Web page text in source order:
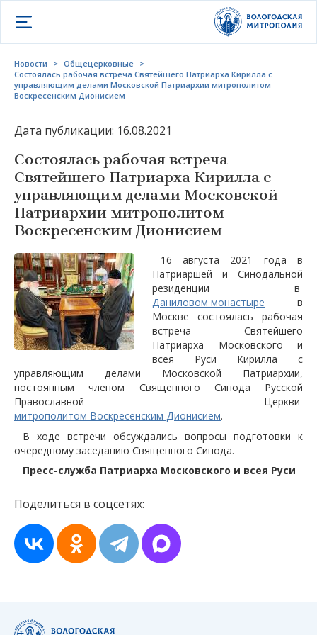
Открыть меню
Новости > Общецерковные >
Состоялась рабочая встреча Святейшего Патриарха Кирилла с
управляющим делами Московской Патриархии митрополитом
Воскресенским Дионисием
Дата публикации: 16.08.2021
Состоялась рабочая встреча
Святейшего Патриарха Кирилла с
управляющим делами Московской
Патриархии митрополитом
Воскресенским Дионисием
16 августа 2021 года в
Патриаршей и Синодальной
резиденции в
Даниловом монастыре в
Москве состоялась рабочая
встреча Святейшего
Патриарха Московского и
всея Руси Кирилла с
управляющим делами Московской Патриархии,
постоянным членом Священного Синода Русской
Православной Церкви
митрополитом Воскресенским Дионисием.
В ходе встречи обсуждались вопросы подготовки к
очередному заседанию Священного Синода.
Пресс-служба Патриарха Московского и всея Руси
Поделиться в соцсетях: